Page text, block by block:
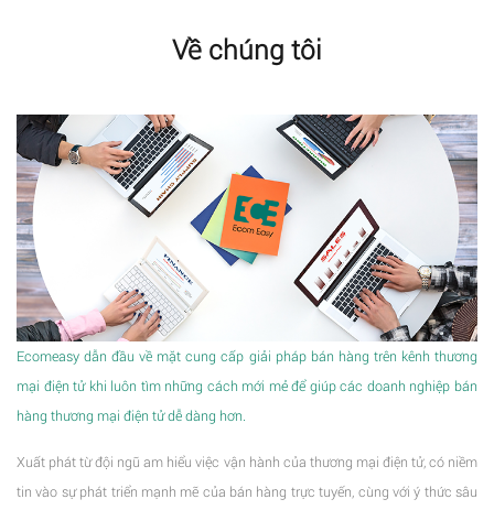
Về chúng tôi
Ecomeasy dẫn đầu về mặt cung cấp giải pháp bán hàng trên kênh thương
mại điện tử khi luôn tìm những cách mới mẻ để giúp các doanh nghiệp bán
hàng thương mại điện tử dễ dàng hơn.
Xuất phát từ đội ngũ am hiểu việc vận hành của thương mại điện tử, có niềm
tin vào sự phát triển mạnh mẽ của bán hàng trực tuyến, cùng với ý thức sâu